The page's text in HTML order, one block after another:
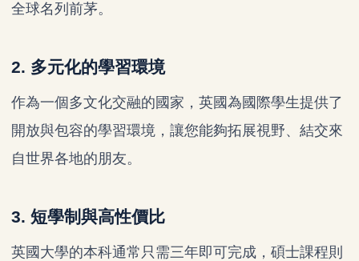
全球名列前茅。
2. 多元化的學習環境
作為一個多文化交融的國家，英國為國際學生提供了
開放與包容的學習環境，讓您能夠拓展視野、結交來
自世界各地的朋友。
3. 短學制與高性價比
英國大學的本科通常只需三年即可完成，碩士課程則